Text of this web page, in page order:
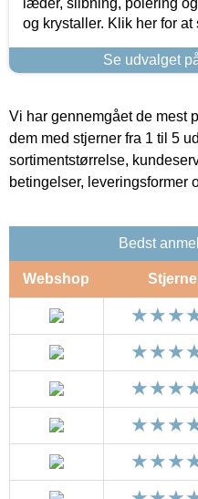
og krystaller. Klik her for at
Se udvalget
Vi har gennemgået de mest
dem med stjerner fra 1 til 5
sortimentstørrelse,
betingelser, leveringsformer
Bedst
Webshop